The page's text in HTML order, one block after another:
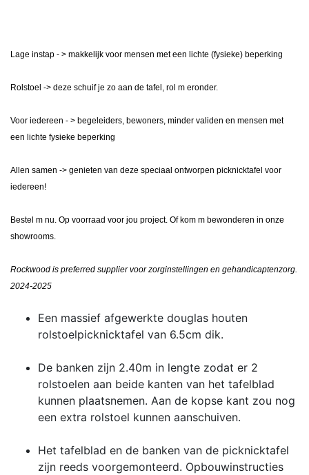
Lage instap - > makkelijk voor mensen met een lichte (fysieke) beperking
Rolstoel -> deze schuif je zo aan de tafel, rol m eronder.
Voor iedereen - > begeleiders, bewoners, minder validen en mensen met
een lichte fysieke beperking
Allen samen -> genieten van deze speciaal ontworpen picknicktafel voor
iedereen!
Bestel m nu. Op voorraad voor jou project. Of kom m bewonderen in onze
showrooms.
Rockwood is preferred supplier voor zorginstellingen en gehandicaptenzorg.
2024-2025
Een massief afgewerkte douglas houten
rolstoelpicknicktafel van 6.5cm dik.
De banken zijn 2.40m in lengte zodat er 2
rolstoelen aan beide kanten van het tafelblad
kunnen plaatsnemen. Aan de kopse kant zou nog
een extra rolstoel kunnen aanschuiven.
Het tafelblad en de banken van de picknicktafel
zijn reeds voorgemonteerd. Opbouwinstructies